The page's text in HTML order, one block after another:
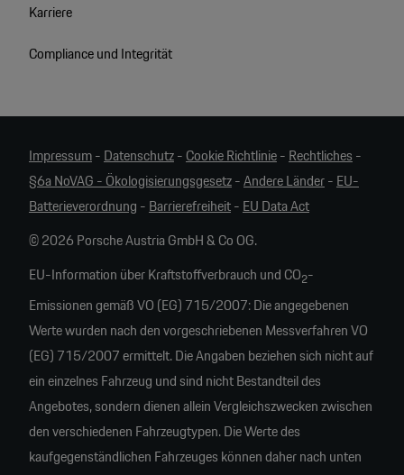
Karriere
Compliance und Integrität
Impressum-Datenschutz-Cookie Richtlinie-Rechtliches-
§6a NoVAG - Ökologisierungsgesetz-Andere Länder-EU-
Batterieverordnung -Barrierefreiheit-EU Data Act
© 2026 Porsche Austria GmbH & Co OG.
EU-Information über Kraftstoffverbrauch und CO2-
Emissionen gemäß VO (EG) 715/2007: Die angegebenen
Werte wurden nach den vorgeschriebenen Messverfahren VO
(EG) 715/2007 ermittelt. Die Angaben beziehen sich nicht auf
ein einzelnes Fahrzeug und sind nicht Bestandteil des
Angebotes, sondern dienen allein Vergleichszwecken zwischen
den verschiedenen Fahrzeugtypen. Die Werte des
kaufgegenständlichen Fahrzeuges können daher nach unten